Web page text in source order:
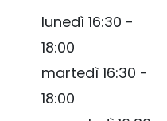
lunedì 16:30 -
18:00
martedì 16:30 -
18:00